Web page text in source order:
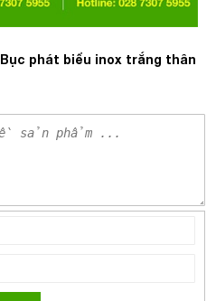
Bục phát biểu inox trắng thân